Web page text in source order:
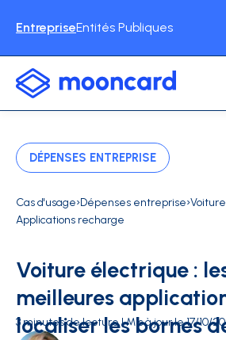
EntrepriseEntités Publiques
DÉPENSES ENTREPRISE
Cas d'usage›Dépenses entreprise›
Applications recharge
Voiture électrique :
meilleures
localiser les bornes
3 minutes de lecture | Mis à jour le 17/10/